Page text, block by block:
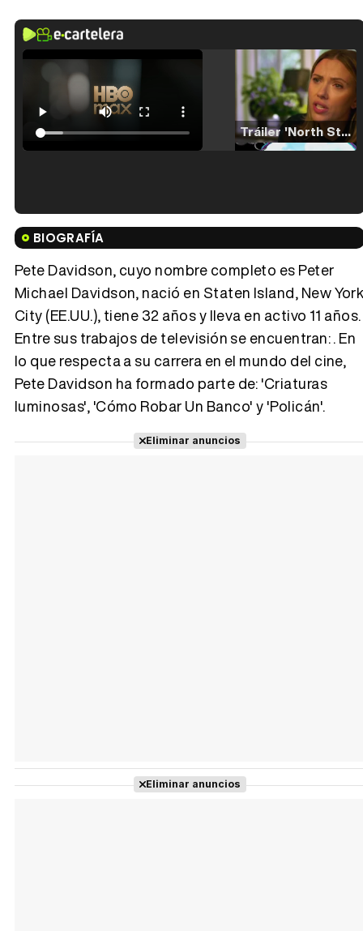
Tráiler 'North Star' (2023)
Tráiler en español de 'La isla olvidada'
Tráiler 'Vida perra' (2026)
BIOGRAFÍA
Pete Davidson, cuyo nombre completo es Peter
Michael Davidson, nació en Staten Island, New
City (EE.UU.), tiene 32 años y lleva en activo 11 años.
Entre sus trabajos de televisión se encuentran: . En
lo que respecta a su carrera en el mundo del cine,
Pete Davidson ha formado parte de: 'Criaturas
luminosas', 'Cómo Robar Un Banco' y 'Policán'.
Eliminar anuncios
Eliminar anuncios